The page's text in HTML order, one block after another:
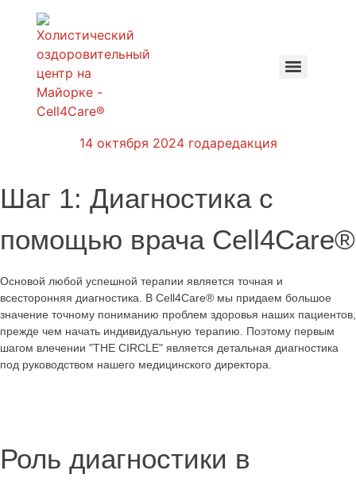
14 октября 2024 годаредакция
Шаг 1: Диагностика с
помощью врача Cell4Care®
Основой любой успешной терапии является точная и
всесторонняя диагностика. В Cell4Care® мы придаем большое
значение точному пониманию проблем здоровья наших пациентов,
прежде чем начать индивидуальную терапию. Поэтому первым
шагом влечении "THE CIRCLE" является детальная диагностика
под руководством нашего медицинского директора.
Роль диагностики в